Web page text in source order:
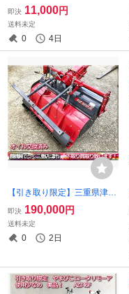
り限定】三重県津市 角型斜
積コンテナ 苗コンテナ 60枚
苗ラック 苗箱 田植え 搬送 収
納
即決 11,000円
送料未定
0 4日
【引き取り限定】三重県津市
ヤンマー ロータリー RZ120
S オイル交換済み 2点リンク
即決 190,000円
送料未定
0 2日